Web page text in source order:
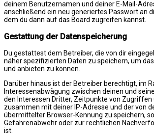
deinem Benutzernamen und deiner E-Mail-
anschließend ein neu generiertes Passwort an
dem du dann auf das Board zugreifen kannst.
Gestattung der Datenspeicherung
Du gestattest dem Betreiber, die von dir
näher spezifizierten Daten zu speichern, um
und anbieten zu können.
Darüber hinaus ist der Betreiber berechtigt, im
Interessenabwägung zwischen deinen und
den Interessen Dritter, Zeitpunkte von Zugriffen
zusammen mit deiner IP-Adresse und der von
übermittelter Browser-Kennung zu speichern,
Gefahrenabwehr oder zur rechtlichen
ist.